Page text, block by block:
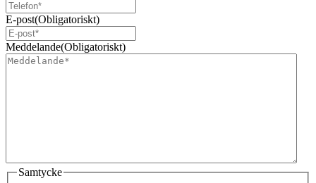
E-post(Obligatoriskt)
Meddelande(Obligatoriskt)
Samtycke